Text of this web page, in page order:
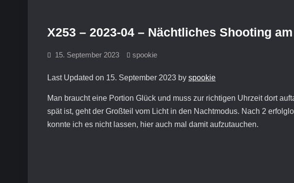
X253 – 2023-04 – Nächtliches Shooting
15. September 2023 spookie
Last Updated on 15. September 2023 by spookie
Man braucht eine Portion Glück und muss zur richtigen Uhrzeit dort
spät ist, geht der Großteil vom Licht in den Nachtmodus. Nach 2
konnte ich es nicht lassen, hier auch mal damit aufzutauchen.